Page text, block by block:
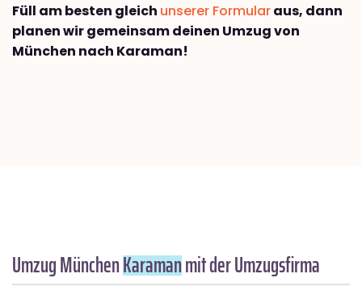
Füll am besten gleich unserer Formularaus, dann
planen wir gemeinsam deinen Umzug von
München nach Karaman!
Umzug MünchenKaramanmit der Umzugsfirma